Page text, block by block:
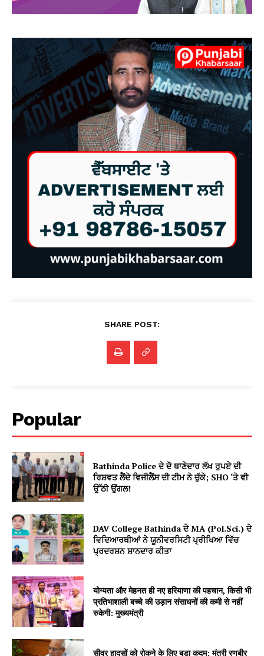
SHARE POST:
Popular
Bathinda Police ਦੇ ਦੋ ਥਾਣੇਦਾਰ ਲੱਖ ਰੁਪਏ ਦੀ
ਰਿਸ਼ਵਤ ਲੈਂਦੇ ਵਿਜੀਲੈਂਸ ਦੀ ਟੀਮ ਨੇ ਚੁੱਕੇ; SHO ‘ਤੇ ਵੀ
ਉੱਠੀ ਉਂਗਲ!
DAV College Bathinda ਦੇ MA (Pol.Sci.) ਦੇ
ਵਿਦਿਆਰਥੀਆਂ ਨੇ ਯੂਨੀਵਰਸਿਟੀ ਪ੍ਰੀਖਿਆ ਵਿੱਚ
ਪ੍ਰਦਰਸ਼ਨ ਸ਼ਾਨਦਾਰ ਕੀਤਾ
योग्यता और मेहनत ही नए हरियाणा की पहचान, किसी भी
प्रतिभाशाली बच्चे की उड़ान संसाधनों की कमी से नहीं
रुकेगी: मुख्यमंत्री
सीवर हादसों को रोकने के लिए बड़ा कदम: मंत्री रणबीर